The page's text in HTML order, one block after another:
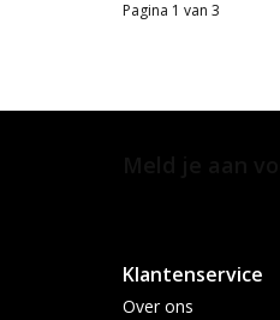
Pagina 1 van 3
Klantenservice
Over ons